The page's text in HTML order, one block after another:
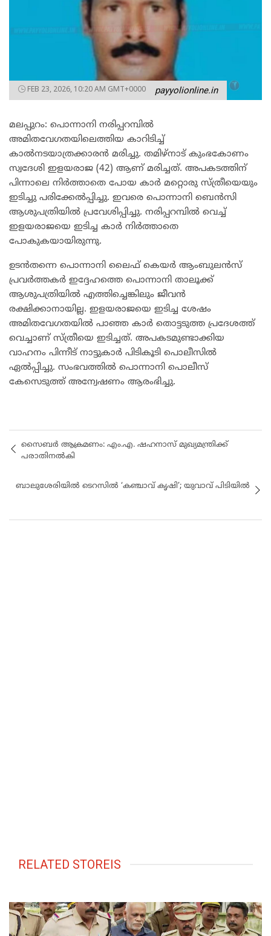
FEB 23, 2026, 10:20 AM GMT+0000 payyolionline.in
മലപ്പുറം: പൊന്നാനി നരിപ്പറമ്പില്‍
അമിതവേഗതയിലെത്തിയ കാറിടിച്ച്
കാല്‍നടയാത്രക്കാരന്‍ മരിച്ചു. തമിഴ്‌നാട് കുംഭകോണം
സ്വദേശി ഇളയരാജ (42) ആണ് മരിച്ചത്. അപകടത്തിന്
പിന്നാലെ നിര്‍ത്താതെ പോയ കാര്‍ മറ്റൊരു സ്ത്രീയെയും
ഇടിച്ചു പരിക്കേല്‍പ്പിച്ചു. ഇവരെ പൊന്നാനി ബെന്‍സി
ആശുപത്രിയില്‍ പ്രവേശിപ്പിച്ചു. നരിപ്പറമ്പില്‍ വെച്ച്
ഇളയരാജയെ ഇടിച്ച കാര്‍ നിര്‍ത്താതെ
പോകുകയായിരുന്നു.
ഉടന്‍തന്നെ പൊന്നാനി ലൈഫ് കെയര്‍ ആംബുലന്‍സ്
പ്രവര്‍ത്തകര്‍ ഇദ്ദേഹത്തെ പൊന്നാനി താലൂക്ക്
ആശുപത്രിയില്‍ എത്തിച്ചെങ്കിലും ജീവന്‍
രക്ഷിക്കാനായില്ല. ഇളയരാജയെ ഇടിച്ച ശേഷം
അമിതവേഗതയില്‍ പാഞ്ഞ കാര്‍ തൊട്ടടുത്ത പ്രദേശത്ത്
വെച്ചാണ് സ്ത്രീയെ ഇടിച്ചത്. അപകടമുണ്ടാക്കിയ
വാഹനം പിന്നീട് നാട്ടുകാര്‍ പിടികൂടി പൊലീസില്‍
ഏല്‍പ്പിച്ചു. സംഭവത്തില്‍ പൊന്നാനി പൊലീസ്
കേസെടുത്ത് അന്വേഷണം ആരംഭിച്ചു.
സൈബർ ആക്രമണം: എം.എ. ഷഹനാസ് മുഖ്യമന്ത്രിക്ക്
പരാതിനൽകി
ബാലുശേരിയിൽ ടെറസില്‍ ‘കഞ്ചാവ് കൃഷി’; യുവാവ് പിടിയിൽ
RELATED STOREIS